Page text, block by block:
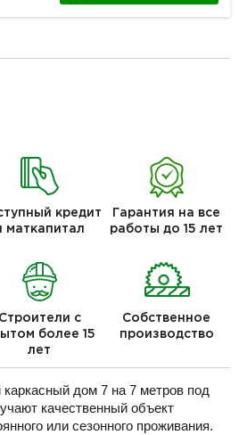
кредит
маткапитал
Гарантия на все
работы до 15 лет
Строители с
более 15
лет
Собственное
производство
дом 7 на 7 метров под
качественный объект
или сезонного проживания.